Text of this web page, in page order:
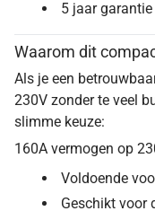
5 jaar garantie
Waarom dit
Als je een
230V zonder te veel
slimme keuze:
160A vermogen op
Voldoende
Geschikt voor